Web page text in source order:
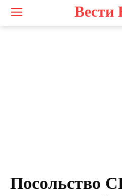
Вести
Посольство